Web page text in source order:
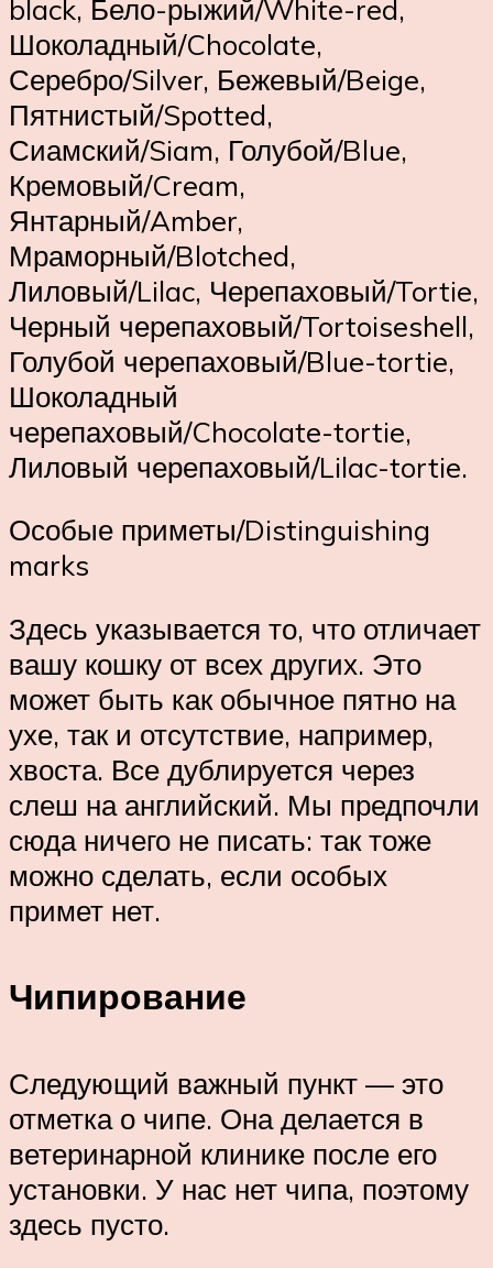
black, Бело-рыжий/White-red,
Шоколадный/Chocolate,
Серебро/Silver, Бежевый/Beige,
Пятнистый/Spotted,
Сиамский/Siam, Голубой/Blue,
Кремовый/Cream,
Янтарный/Amber,
Мраморный/Blotched,
Лиловый/Lilac, Черепаховый/Tortie,
Черный черепаховый/Tortoiseshell,
Голубой черепаховый/Blue-tortie,
Шоколадный
черепаховый/Chocolate-tortie,
Лиловый черепаховый/Lilac-tortie.
Особые приметы/Distinguishing
marks
Здесь указывается то, что отличает
вашу кошку от всех других. Это
может быть как обычное пятно на
ухе, так и отсутствие, например,
хвоста. Все дублируется через
слеш на английский. Мы предпочли
сюда ничего не писать: так тоже
можно сделать, если особых
примет нет.
Чипирование
Следующий важный пункт — это
отметка о чипе. Она делается в
ветеринарной клинике после его
установки. У нас нет чипа, поэтому
здесь пусто.